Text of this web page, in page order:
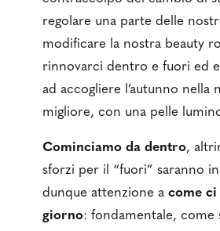
regolare una parte delle
modificare la nostra beauty
rinnovarci dentro e fuori ed
ad accogliere l’autunno nella
migliore, con una pelle
Cominciamo da dentro,
sforzi per il “fuori” saranno
dunque attenzione acome
giorno: fondamentale, come